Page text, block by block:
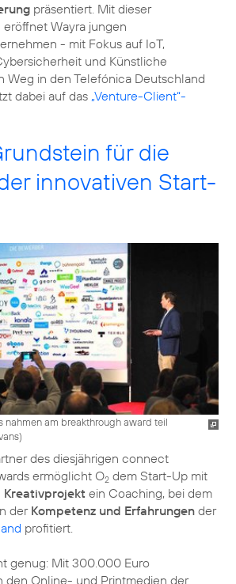
präsentiert. Mit dieser
Wayra jungen
- mit Fokus auf IoT,
und Künstliche
Weg in den Telefónica Deutschland
dabei auf das „Venture-Client“-
für die
innovativen Start-
nahmen am breakthrough award teil
)
des diesjährigen connect
ermöglicht O2 dem Start-Up mit
Kreativprojekt ein Coaching, bei dem
der Kompetenz und Erfahrungen der
profitiert.
genug: Mit 300.000 Euro
den Online- und Printmedien der